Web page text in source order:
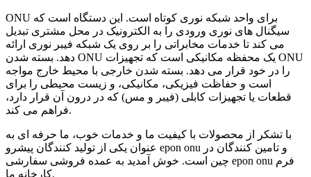
ONU برای واحد شبکه نوری کوتاه است. این دستگاه است که
سیگنال های نوری ورودی را به الکترونیک در محل مشتری تبدیل
می کند تا خدمات مخابراتی را بر روی یک شبکه فیبر نوری ارائه
دهد. بسته شدن ONU یک محفظه مکانیکی است که تجهیزات ONU
را در خود قرار می دهد. بسته شدن خارجی با محیط خارج مواجه
است و حفاظت فیزیکی، مکانیکی، و زیست محیطی را برای
قطعات یا تجهیزات کابلی (فیبر و مس) که در درون آن قرار دارد،
فراهم می کند.
با تشکر از محصولات با کیفیت ما و خدمات خوب، ما حرفه ای به
عنوان یکی از تولید کنندگان پیشرو epon onu و تامین کنندگان در
چین است. خوش آمدید به عمده فروشی سفارشی epon onu فرم
کارخانه ما.